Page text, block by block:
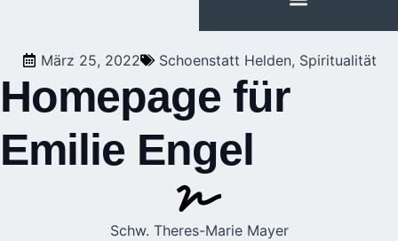
März 25, 2022 Schoenstatt Helden, Spiritualität
Homepage für
Emilie Engel
Schw. Theres-Marie Mayer